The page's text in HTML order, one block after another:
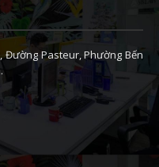
Đường Pasteur, Phường Bến